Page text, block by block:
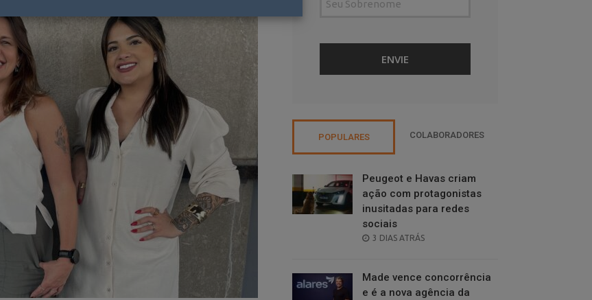
POPULARES COLABORADORES
Peugeot e Havas criam
ação com protagonistas
inusitadas para redes
sociais
POSTED
3 DIAS ATRÁS
Made vence concorrência
e é a nova agência da